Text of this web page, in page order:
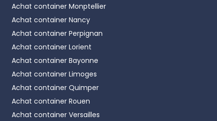
Achat container Monptellier
Achat container Nancy
Achat container Perpignan
Achat container Lorient
Achat container Bayonne
Achat container Limoges
Achat container Quimper
Achat container Rouen
Achat container Versailles